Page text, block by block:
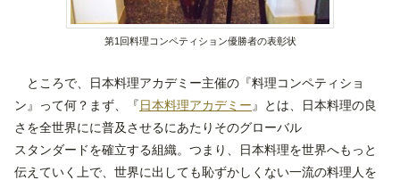
第1回料理コンペティション優勝者の表彰状
ところで、日本料理アカデミー主催の『料理コンペティショ
ン』って何？まず、『日本料理アカデミー 』とは、日本料理の良
さを全世界にに普及させるにあたりそのグローバル
スタンダードを確立する組織。つまり、日本料理を世界へもっと
伝えていく上で、世界に出しても恥ずかしくない一流の料理人を